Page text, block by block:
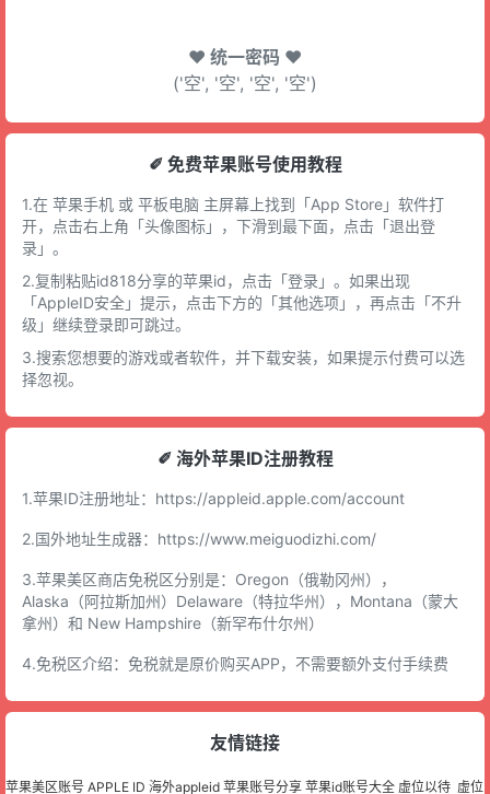
♥ 统一密码 ♥
('空', '空', '空', '空')
✐ 免费苹果账号使用教程
1.在 苹果手机 或 平板电脑 主屏幕上找到「App Store」软件打
开，点击右上角「头像图标」，下滑到最下面，点击「退出登
录」。
2.复制粘贴id818分享的苹果id，点击「登录」。如果出现
「AppleID安全」提示，点击下方的「其他选项」，再点击「不升
级」继续登录即可跳过。
3.搜索您想要的游戏或者软件，并下载安装，如果提示付费可以选
择忽视。
✐ 海外苹果ID注册教程
1.苹果ID注册地址： https://appleid.apple.com/account
2.国外地址生成器： https://www.meiguodizhi.com/
3.苹果美区商店免税区分别是：Oregon（俄勒冈州），
Alaska（阿拉斯加州）Delaware（特拉华州），Montana（蒙大
拿州）和 New Hampshire（新罕布什尔州）
4.免税区介绍：免税就是原价购买APP，不需要额外支付手续费
友情链接
苹果美区账号 APPLE ID 海外appleid 苹果账号分享 苹果id账号大全 虚位以待 虚位